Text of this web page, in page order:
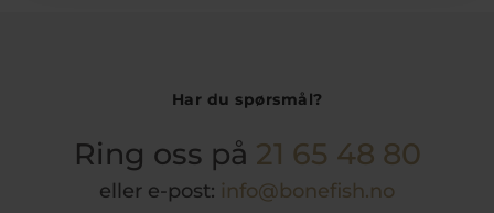
Har du spørsmål?
Ring oss på 21 65 48 80
eller e-post: info@bonefish.no